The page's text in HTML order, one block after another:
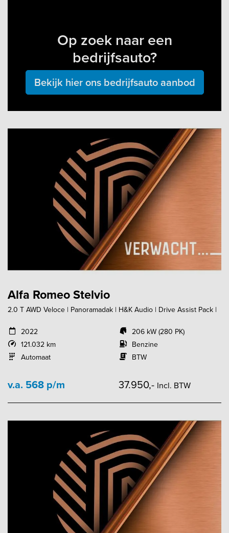
Op zoek naar een
bedrijfsauto?
Bekijk hier ons bedrijfsauto aanbod
Alfa Romeo Stelvio
2.0 T AWD Veloce | Panoramadak | H&K Audio | Drive Assist Pack |
2022
121.032 km
Automaat
206 kW (280 PK)
Benzine
BTW
v.a. 568 p/m 37.950,- Incl. BTW